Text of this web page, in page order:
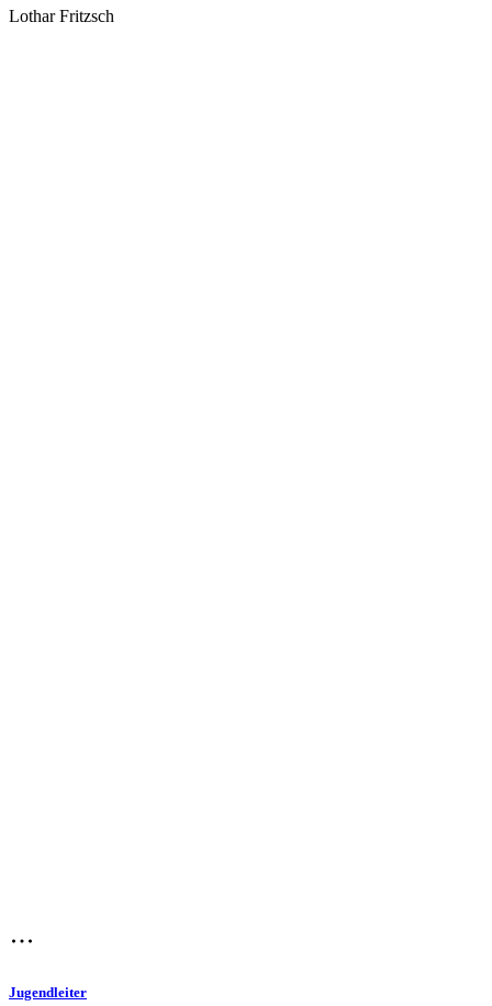
Lothar Fritzsch
Jugendleiter